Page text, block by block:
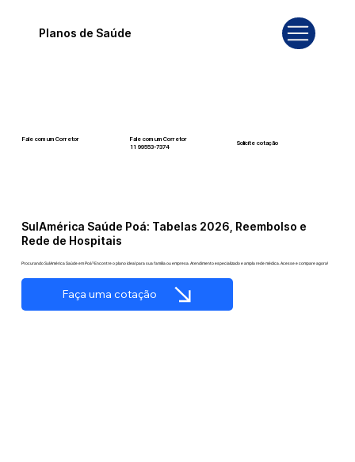
Planos de Saúde
SulAmérica Saúde Poá: Tabelas 2026, Reembolso e
Rede de Hospitais
Procurando SulAmérica Saúde em Poá? Encontre o plano ideal para sua família ou empresa. Atendimento especializado e ampla rede médica. Acesse e compare agora!
Faça uma cotação
Fale com um Corretor
Fale com um Corretor
11 99553-7374
Solicite cotação